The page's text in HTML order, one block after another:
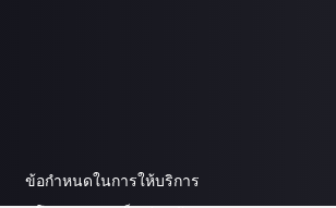
ข้อกำหนดในการให้บริการ